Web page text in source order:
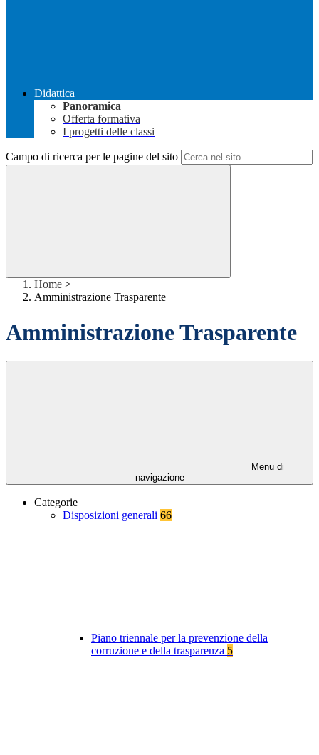
Didattica
Panoramica
Offerta formativa
I progetti delle classi
Campo di ricerca per le pagine del sito
Home >
Amministrazione Trasparente
Amministrazione Trasparente
Menu di
navigazione
Categorie
Disposizioni generali 66
Piano triennale per la prevenzione della
corruzione e della trasparenza 5